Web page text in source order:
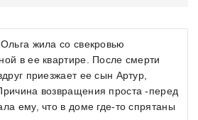
жила со свекровью
в ее квартире. После смерти
приезжает ее сын Артур,
возвращения проста -перед
ему, что в доме где-то спрятаны